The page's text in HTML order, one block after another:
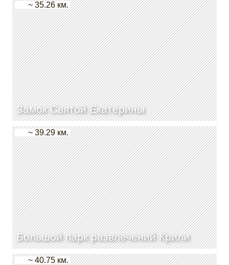
Замок Святой Екатерины
~ 35.26 км.
Большой парк развлечений Крили
~ 39.29 км.
~ 40.75 км.